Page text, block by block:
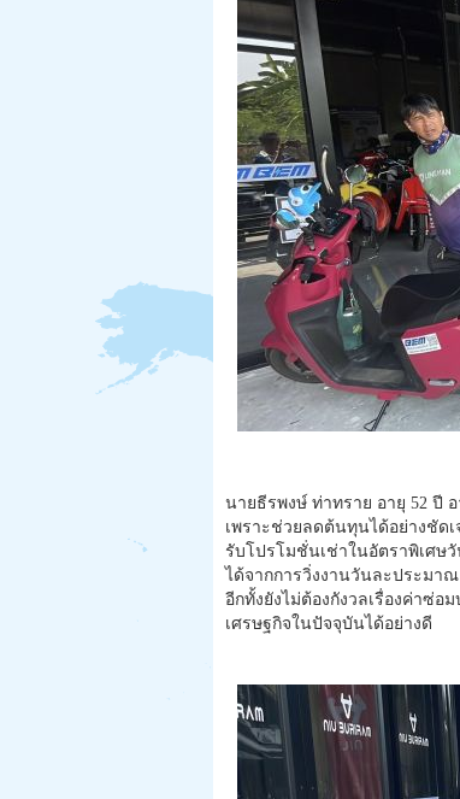
นายธีรพงษ์ ท่าทราย อายุ 52 ปี
เพราะช่วยลดต้นทุนได้อย่างชัด
รับโปรโมชั่นเช่าในอัตราพิเศษ
ได้จากการวิ่งงานวันละประมาณ
อีกทั้งยังไม่ต้องกังวลเรื่องค่าซ่
เศรษฐกิจในปัจจุบันได้อย่างดี